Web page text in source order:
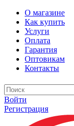
О магазине
Как купить
Услуги
Оплата
Гарантия
Оптовикам
Контакты
Войти
Регистрация